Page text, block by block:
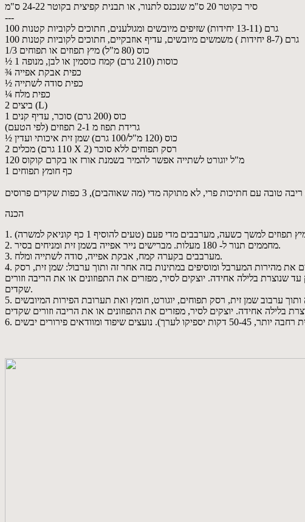
סיר בקוטר 20 ס"מ שנכנס לתנור, או תבנית קפיצית בקוטר 24-22 ס"מ
---
100 גרם (13-11 יחידות) שזיפים מיובשים ומגולענים, חתוכים לקוביות קטנות
100 גרם (8-7 יחידות ) משמשים מיובשים, עדיף אוזבקיים, חתוכים לקוביות קטנות
1/3 כוס (80 מ"ל) מיץ תפוזים או תפוחים
½ 1 כוסות (210 גרם) קמח כוסמין או לבן, מנופה
¾ כפית אבקת אפייה
½ כפית סודה לשתייה
¼ כפית מלח
2 ביצים (L)
1 כוס (200 גרם) סוכר, עדיף קנים
גרידת תפוז מ 2-1 תפוזים (לפי הטעם)
½ כוס (120 מ"ל/100 גרם) שמן זית איכותי ועדין
2 מכלים (110 גרם X 2) רסק תפוחים ללא סוכר
120 מ"ל יוגורט לשתייה אפשר להמיר בשמנת אורז או בקרם קוקוס
1 כף חומץ תפוחים
הכנה
2. מחממים תנור ל- 180 מעלות. מברישים נייר אפייה בשמן זית ומניחים בסיר.
3. מערבבים בקערה קמח, אבקת אפייה, סודה לשתייה ומלח.
4. מיקסר: מקציפים בקערת המערבל החשמלי ועל מהירות גבוהה ביצים, סוכר, גרידת תפוז עד קבלת תערובת תפוחה כ 7-8 דקות לערך. מורידים את מהירות המערבל ומוסיפים במתינות בזה אחר זה ותוך ערבול: שמן זית, רסק
שנוצרת בלילה אחידה. יוצקים לסיר, מפזרים את התפוזונים או את הריבה וזורים
שקדים.
5. בקערה: טורפים בקערה ובעזרת מטרף ידני ביצים, סוכר וגרידת תפוז עד קבלת תערובת תפוחה מעט- 2 דקות לערך. מוסיפים בזה אחר זה ותוך ערבוב שמן זית, רסק תפוחים, יוגורט, חומץ ואת תערובת הפירות המיובשים